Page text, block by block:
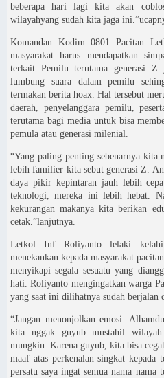
beberapa hari lagi kita akan
wilayahyang sudah kita jaga
Komandan Kodim 0801 Pacitan
masyarakat harus mendapatkan
terkait Pemilu terutama generasi Z
lumbung suara dalam pemilu
termakan berita hoax. Hal tersebut
daerah, penyelanggara pemilu,
terutama bagi media untuk bisa
pemula atau generasi milenial.
“Yang paling penting sebenarnya kita
lebih familier kita sebut generasi Z.
daya pikir kepintaran jauh lebih
teknologi, mereka ini lebih hebat.
kekurangan makanya kita berikan
cetak.”lanjutnya.
Letkol Inf Roliyanto lelaki
menekankan kepada masyarakat
menyikapi segala sesuatu yang
hati. Roliyanto mengingatkan warga
yang saat ini dilihatnya sudah berjalan
“Jangan menonjolkan emosi.
kita nggak guyub mustahil
mungkin. Karena guyub, kita bisa
maaf atas perkenalan singkat kepada
persatu saya ingat semua nama nama